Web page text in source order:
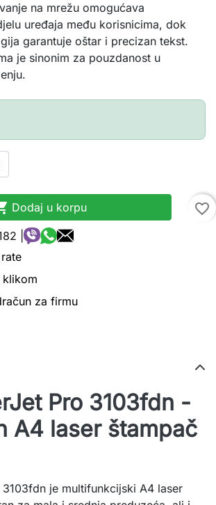
na mrežu omogućava
uređaja među korisnicima, dok
garantuje oštar i precizan tekst.
je sinonim za pouzdanost u
Dodaj u korpu
favorite_border
|
klikom
za firmu
Pro 3103fdn -
A4 laser štampač
3103fdn je multifunkcijski A4 laser